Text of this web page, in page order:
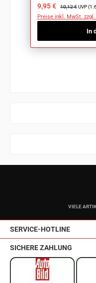
Verkaufspreis:
9,95 € Regulärer Preis:
10,12 € UVP
Preise inkl. MwSt.
In
VIELE
SERVICE-HOTLINE
SICHERE ZAHLUNG